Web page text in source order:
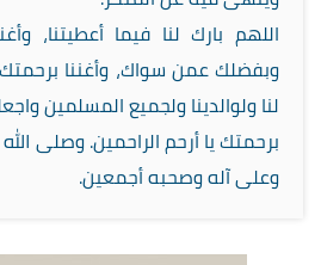
اللهم بارك لنا فيما أعطيتنا،
وبفضلك عمن سواك، وأغننا
لنا ولوالدينا ولجميع المسلمين
برحمتك يا أرحم الراحمين. وصلى
وعلى آله وصحبه أجمعين.